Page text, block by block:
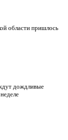
области пришлось
дождливые